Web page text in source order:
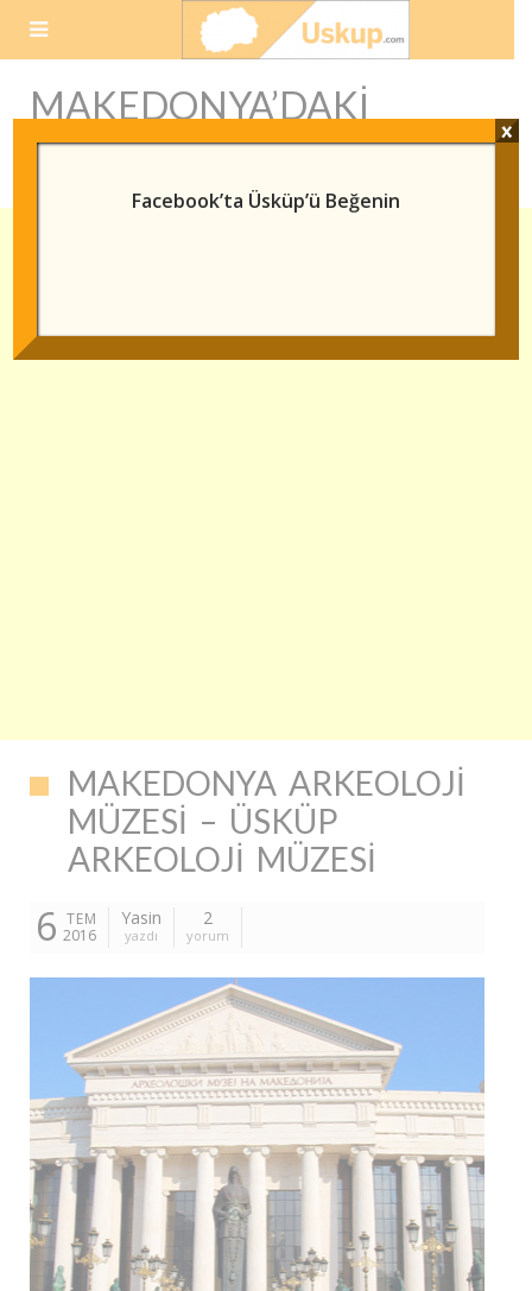
MAKEDONYA’DAKI
MÜZELER
MAKEDONYA ARKEOLOJI
MÜZESI – ÜSKÜP
ARKEOLOJI MÜZESI
6 TEM
2016
Yasin
yazdı
2
yorum
Facebook’ta Üsküp’ü Beğenin
x